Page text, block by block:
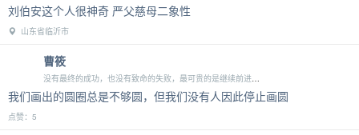
刘伯安这个人很神奇 严父慈母二象性
山东省临沂市
曹筱
没有最终的成功，也没有致命的失败，最可贵的是继续前进的勇气。
我们画出的圆圈总是不够圆，但我们没有人因此停止画圆
点赞：5